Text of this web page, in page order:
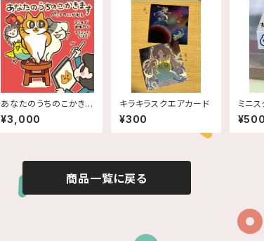
あなたのうちのこかきま
す！（おかお）
¥3,000
キラキラスクエアカード
¥300
ミニ
商品一覧に戻る